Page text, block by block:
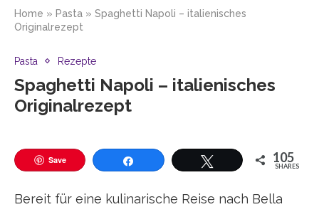
Home » Pasta » Spaghetti Napoli – italienisches
Originalrezept
Pasta Rezepte
Spaghetti Napoli – italienisches
Originalrezept
Save 105
SHARES
Bereit für eine kulinarische Reise nach Bella